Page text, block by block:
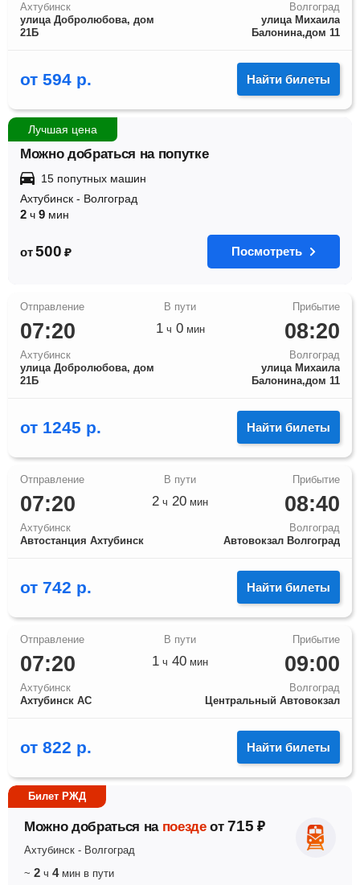
Ахтубинск
улица Добролюбова, дом
21Б
Волгоград
улица Михаила
Балонина,дом 11
от 594 р. Найти билеты
Лучшая цена
Можно добраться на попутке
15 попутных машин
Ахтубинск - Волгоград
2 ч 9 мин
от 500 ₽ Посмотреть
07:20
Ахтубинск
улица Добролюбова, дом
21Б
08:20
Волгоград
улица Михаила
Балонина,дом 11
1ч 0мин
от 1245 р. Найти билеты
07:20
Ахтубинск
Автостанция Ахтубинск
08:40
Волгоград
Автовокзал Волгоград
2 ч 20 мин
от 742 р. Найти билеты
07:20
Ахтубинск
Ахтубинск АС
09:00
Волгоград
Центральный Автовокзал
1 ч 40 мин
от 822 р. Найти билеты
Билет РЖД
Можно добраться на поезде от 715 ₽
Ахтубинск - Волгоград
~ 2 ч 4 мин в пути